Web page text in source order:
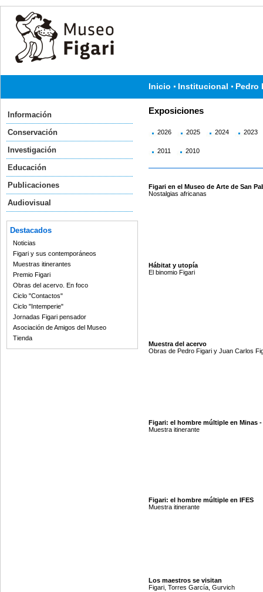
Inicio Institucional Pedro
Información
Conservación
Investigación
Educación
Publicaciones
Audiovisual
Destacados
Noticias
Figari y sus contemporáneos
Muestras itinerantes
Premio Figari
Obras del acervo. En foco
Ciclo "Contactos"
Ciclo "Intemperie"
Jornadas Figari pensador
Asociación de Amigos del Museo
Tienda
Exposiciones
2026 2025 2024 2023
2011 2010
Figari en el Museo de Arte de San
Nostalgias africanas
Hábitat y utopía
El binomio Figari
Muestra del acervo
Obras de Pedro Figari y Juan Carlos
Figari: el hombre múltiple en Minas -
Muestra itinerante
Figari: el hombre múltiple en IFES
Muestra itinerante
Los maestros se visitan
Figari, Torres García, Gurvich